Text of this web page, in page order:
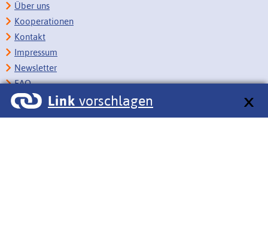
Link vorschlagen
Über uns
Kooperationen
Kontakt
Impressum
Newsletter
FAQ
Copyright